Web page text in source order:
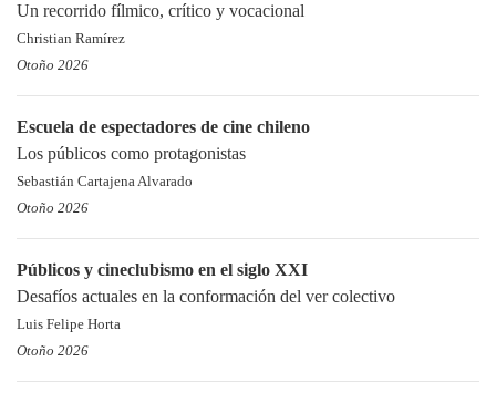
Un recorrido fílmico, crítico y vocacional
Christian Ramírez
Otoño 2026
Escuela de espectadores de cine chileno
Los públicos como protagonistas
Sebastián Cartajena Alvarado
Otoño 2026
Públicos y cineclubismo en el siglo XXI
Desafíos actuales en la conformación del ver colectivo
Luis Felipe Horta
Otoño 2026